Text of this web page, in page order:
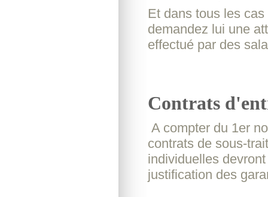
Et dans tous les
demandez lui une
effectué par des
Contrats
A compter du 1er
contrats de sous-
individuelles
justification des